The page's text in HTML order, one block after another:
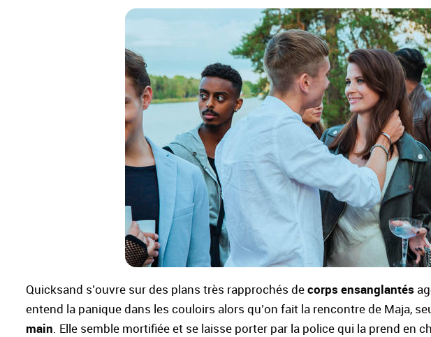
Quicksand s’ouvre sur des plans très rapprochés de corps ensanglantés
entend la panique dans les couloirs alors qu’on fait la rencontre de Maja,
main . Elle semble mortifiée et se laisse porter par la police qui la prend en